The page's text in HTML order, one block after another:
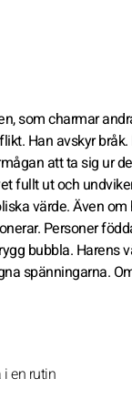
som charmar
Han avskyr
att ta sig ur
fullt ut och
värde. Även
Personer
bubbla.
spänningarna.
en rutin